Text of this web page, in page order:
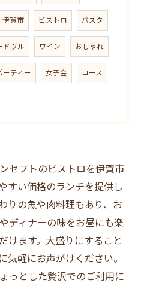
伊賀市 ビストロ パスタ
ドヴル ワイン おしゃれ
ーティー 女子会 コース
セプトのビストロを伊賀市
すい価格のランチを提供し
りの魚や肉料理もあり、お
ディナーの味をお昼にも楽
けます。大盛りにすること
気軽にお声がけください。
っとした贅沢でのご利用に